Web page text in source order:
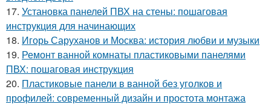
17. Установка панелей ПВХ на стены: пошаговая
инструкция для начинающих
18. Игорь Саруханов и Москва: история любви и музыки
19. Ремонт ванной комнаты пластиковыми панелями
ПВХ: пошаговая инструкция
20. Пластиковые панели в ванной без уголков и
профилей: современный дизайн и простота монтажа